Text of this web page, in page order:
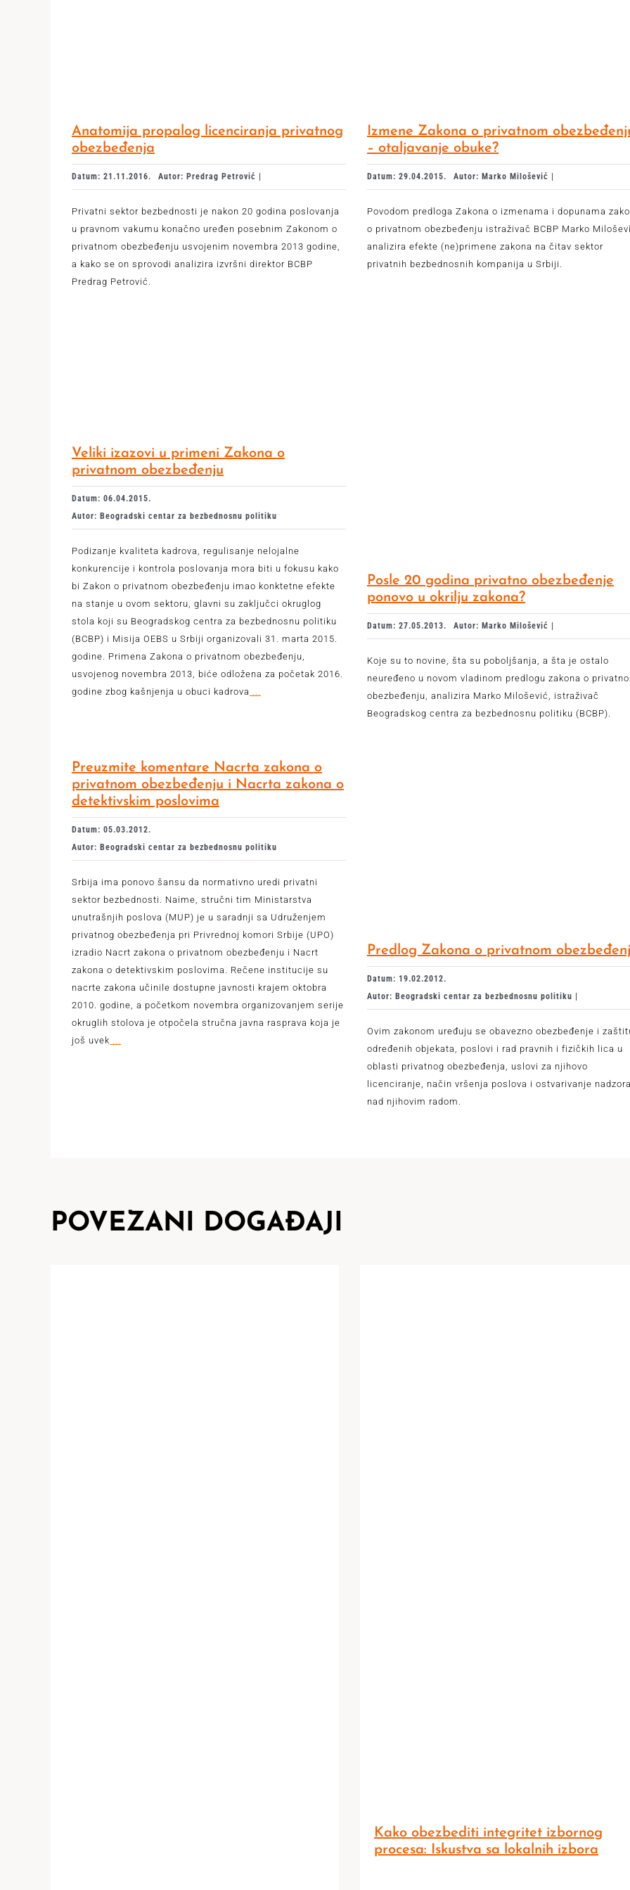
Anatomija propalog licenciranja privatnog
obezbeđenja
Datum: 21.11.2016. Autor: Predrag Petrović |
Privatni sektor bezbednosti je nakon 20 godina poslovanja
u pravnom vakumu konačno uređen posebnim Zakonom o
privatnom obezbeđenju usvojenim novembra 2013 godine,
a kako se on sprovodi analizira izvršni direktor BCBP
Predrag Petrović.
Izmene Zakona o privatnom
– otaljavanje obuke?
Datum: 29.04.2015. Autor: Marko Milošević |
Povodom predloga Zakona o izmenama i dopunama
o privatnom obezbeđenju istraživač BCBP Marko
analizira efekte (ne)primene zakona na čitav sektor
privatnih bezbednosnih kompanija u Srbiji.
Veliki izazovi u primeni Zakona o
privatnom obezbeđenju
Datum: 06.04.2015.
Autor: Beogradski centar za bezbednosnu politiku
Podizanje kvaliteta kadrova, regulisanje nelojalne
konkurencije i kontrola poslovanja mora biti u fokusu kako
bi Zakon o privatnom obezbeđenju imao konktetne efekte
na stanje u ovom sektoru, glavni su zaključci okruglog
stola koji su Beogradskog centra za bezbednosnu politiku
(BCBP) i Misija OEBS u Srbiji organizovali 31. marta 2015.
godine. Primena Zakona o privatnom obezbeđenju,
usvojenog novembra 2013, biće odložena za početak 2016.
godine zbog kašnjenja u obuci kadrova ...
Posle 20 godina privatno obezbeđenje
ponovo u okrilju zakona?
Datum: 27.05.2013. Autor: Marko Milošević |
Koje su to novine, šta su poboljšanja, a šta je ostalo
neuređeno u novom vladinom predlogu zakona o
obezbeđenju, analizira Marko Milošević, istraživač
Beogradskog centra za bezbednosnu politiku (BCBP).
Preuzmite komentare Nacrta zakona o
privatnom obezbeđenju i Nacrta zakona o
detektivskim poslovima
Datum: 05.03.2012.
Autor: Beogradski centar za bezbednosnu politiku
Srbija ima ponovo šansu da normativno uredi privatni
sektor bezbednosti. Naime, stručni tim Ministarstva
unutrašnjih poslova (MUP) je u saradnji sa Udruženjem
privatnog obezbeđenja pri Privrednoj komori Srbije (UPO)
izradio Nacrt zakona o privatnom obezbeđenju i Nacrt
zakona o detektivskim poslovima. Rečene institucije su
nacrte zakona učinile dostupne javnosti krajem oktobra
2010. godine, a početkom novembra organizovanjem serije
okruglih stolova je otpočela stručna javna rasprava koja je
još uvek ...
Predlog Zakona o privatnom
Datum: 19.02.2012.
Autor: Beogradski centar za bezbednosnu politiku |
Ovim zakonom uređuju se obavezno obezbeđenje i
određenih objekata, poslovi i rad pravnih i fizičkih lica u
oblasti privatnog obezbeđenja, uslovi za njihovo
licenciranje, način vršenja poslova i ostvarivanje
nad njihovim radom.
POVEZANI DOGAĐAJI
Kako obezbediti integritet izbornog
procesa: Iskustva sa lokalnih izbora